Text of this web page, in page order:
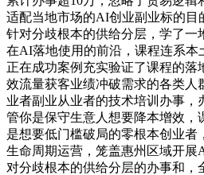
适配当地市场的AI创业副业标的目
针对分歧根本的供给分层，学了一
在AI落地使用的前沿，课程连系本
正在成功案例充实验证了课程的落
效流量获客业绩冲破需求的各类人
业者副业从业者的技术培训办事，
管你是保守生意人想要降本增效，
是想要低门槛破局的零根本创业者
生命周期运营，笼盖惠州区域开展
对分歧根本的供给分层的办事和，